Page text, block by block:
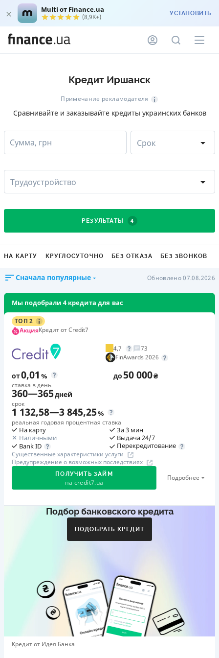
Multi от Finance.ua
(8,9K+) УСТАНОВИТЬ
Кредит Иршанск
Примечание рекламодателя
Сравнивайте и заказывайте кредиты украинских банков
Сумма, грн Срок
Трудоустройство
РЕЗУЛЬТАТЫ 4
НА КАРТУ КРУГЛОСУТОЧНО БЕЗ ОТКАЗА БЕЗ ЗВОНКОВ
Сначала популярные Обновлено 07.08.2026
Мы подобрали 4 кредита для вас
ТОП 2
АкцияКредит от Credit7
4,7
73
FinAwards 2026
от0,01 %
ставка в день
до50 000₴
360—365дней
срок
1 132,58—3 845,25%
реальная годовая процентная ставка
На карту
Наличными
Bank ID
За 3 мин
Выдача 24/7
Перекредитование
Существенные характеристики услуги
Предупреждение о возможных последствиях
ПОЛУЧИТЬ ЗАЙМ
на credit7.ua
Подробнее
Акция: «Кешбэк за друга»
друг регистрируется и получает первый кредит (от
Бронзовый призер FinAwards 2026 «Лучшая программа
лояльности»
Первый займ
от 0,01%/день до 30 000 ₴
Повторный займ
Подбор банковского кредита
ПОДОБРАТЬ КРЕДИТ
Кредит от Идея Банка